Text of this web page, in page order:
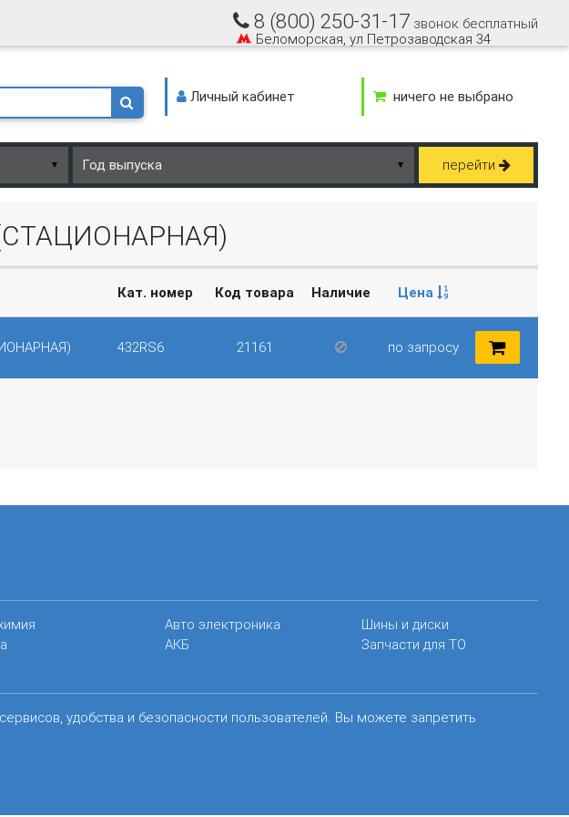
8 (800) 250-31-17 звонок бесплатный
Беломорская, ул Петрозаводская 34
Личный кабинет
ничего не выбрано
▼ ▼ перейти
Кат. номер Код товара Наличие Цена
432RS6 21161 по запросу
Авто электроника
АКБ
Шины и диски
Запчасти для ТО
удобства и безопасности пользователей. Вы можете запретить